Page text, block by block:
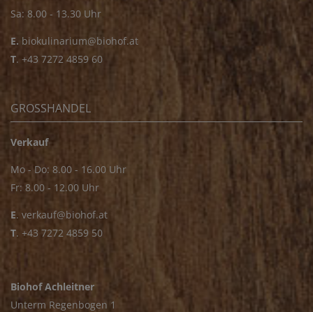
Sa: 8.00 - 13.30 Uhr
E. biokulinarium@biohof.at
T. +43 7272 4859 60
GROSSHANDEL
Verkauf
Mo - Do: 8.00 - 16.00 Uhr
Fr: 8.00 - 12.00 Uhr
E. verkauf@biohof.at
T. +43 7272 4859 50
Biohof Achleitner
Unterm Regenbogen 1